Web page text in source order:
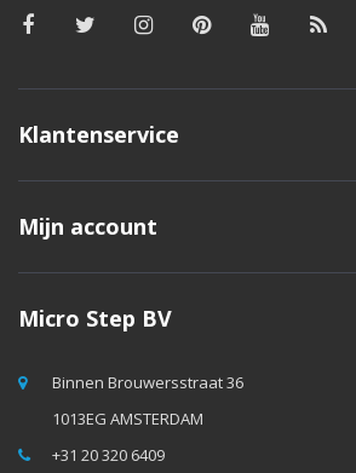
Klantenservice
Mijn account
Micro Step BV
Binnen Brouwersstraat 36
1013EG AMSTERDAM
+31 20 320 6409